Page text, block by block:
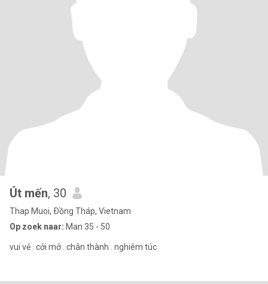
Út mến, 30
Thap Muoi, Ðồng Tháp, Vietnam
Op zoek naar: Man 35 - 50
vui vẻ . cởi mở . chân thành . nghiêm túc